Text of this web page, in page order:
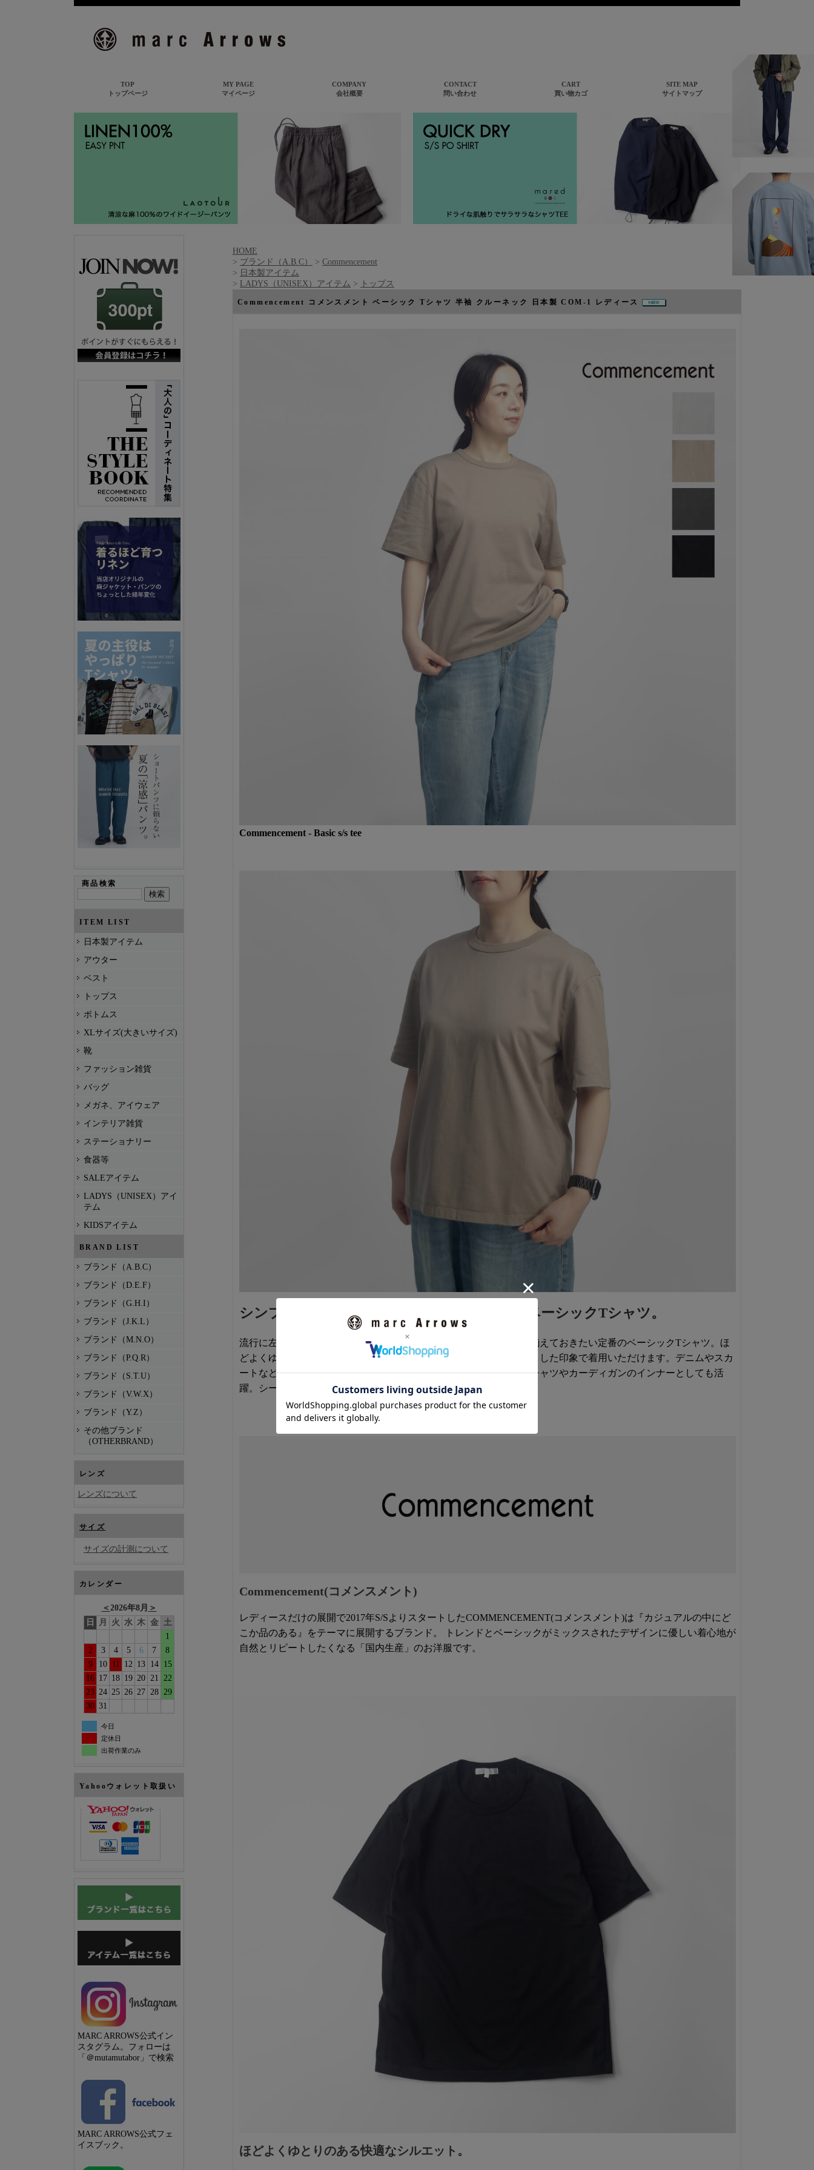
商品検索
ITEM LIST
日本製アイテム
アウター
ベスト
トップス
ボトムス
XLサイズ(大きいサイズ)
靴
ファッション雑貨
バッグ
メガネ、アイウェア
インテリア雑貨
ステーショナリー
食器等
SALEアイテム
LADYS（UNISEX）アイ
テム
KIDSアイテム
BRAND LIST
ブランド（A.B.C）
ブランド（D.E.F）
ブランド（G.H.I）
ブランド（J.K.L）
ブランド（M.N.O）
ブランド（P.Q.R）
ブランド（S.T.U）
ブランド（V.W.X）
ブランド（Y.Z）
その他ブランド
（OTHERBRAND）
レンズ
レンズについて
サイズ
サイズの計測について
カレンダー
＜ 2026年8月 ＞
日
月 火 水 木 金 土
1
2
3 4 5 6 7
8
9
10 11 12 13 14
15
16 17 18 19 20 21 22
23 24 25 26 27 28 29
30 31
今日
定休日
出荷作業のみ
Yahooウォレット取扱い
MARC ARROWS公式イン
スタグラム。フォローは
「＠mutamutabor」で検索
MARC ARROWS公式フェ
イスブック。
HOME
> ブランド（A.B.C） > Commencement
> 日本製アイテム
> LADYS（UNISEX）アイテム > トップス
Commencement コメンスメント ベーシック Tシャツ 半袖 クルーネック 日本製 COM-1 レディース
Commencement - Basic s/s tee
シンプルだからこそ頼れる、毎日に寄り添うベーシックTシャツ。
流行に左右されないシンプルなデザインで、ワードローブに一枚は揃えておきたい定番のベーシックTシャツ。ほ
どよくゆとりを持たせながらも大きすぎないサイズ感で、すっきりとした印象で着用いただけます。デニムやスカ
ートなど幅広いボトムスと相性が良く、一枚着としてはもちろん、シャツやカーディガンのインナーとしても活
躍。シーズンを問わず着回しやすい万能なアイテムです。
Commencement(コメンスメント)
レディースだけの展開で2017年S/SよりスタートしたCOMMENCEMENT(コメンスメント)は『カジュアルの中にど
こか品のある』をテーマに展開するブランド。 トレンドとベーシックがミックスされたデザインに優しい着心地が
自然とリピートしたくなる「国内生産」のお洋服です。
ほどよくゆとりのある快適なシルエット。